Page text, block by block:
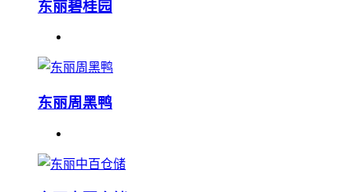
东丽碧桂园
东丽周黑鸭